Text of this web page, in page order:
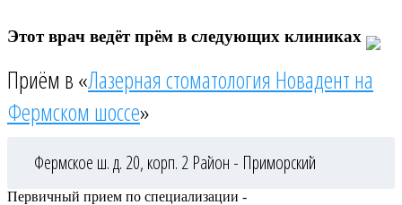
Этот врач ведёт прём в следующих клиниках
Приём в «Лазерная стоматология Новадент на
Фермском шоссе»
Фермское ш. д. 20, корп. 2 Район - Приморский
Первичный прием по специализации -